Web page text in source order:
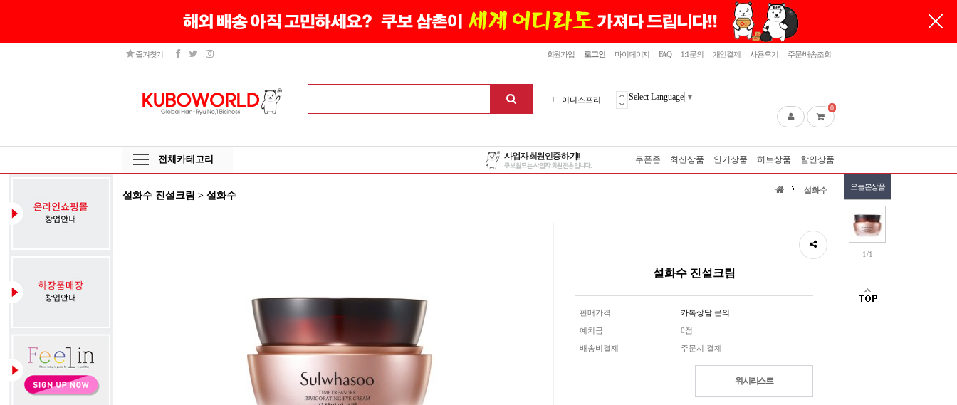
닫기
회원가입 로그인 마이페이지 FAQ 1:1문의 개인결제 사용후기 주문/배송조회
즐겨찾기
4 메디힐
5 라네즈
Select Language ▼
0
전체카테고리 쿠폰존 최신상품 인기상품 히트상품 할인상품
설화수 진설크림 > 설화수
오늘본상품
1/1
설화수
설화수 진설크림
판매가격 카톡상담 문의
예치금 0점
배송비결제 주문시 결제
위시리스트